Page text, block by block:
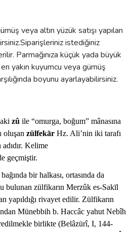
veya altın yüzük satışı yapılan
istediğiniz
Parmağınıza küçük yada büyük
yakın kuyumcu veya gümüş
boyunu ayarlayabilirsiniz.
zû ile “omurga, boğum” mânasına
oluşan zülfekār Hz. Ali’nin iki tarafı
adıdır. Kelime
geçmiştir.
bir halkası, ortasında da
bulunan zülfikarın Merzûk es-Sakīl
yapıldığı rivayet edilir. Zülfikarın
Münebbih b. Haccâc yahut Nebîh
birlikte (Belâzürî, I, 144-